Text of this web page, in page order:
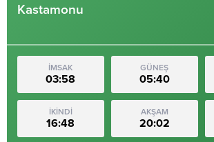
Kastamonu
İMSAK
03:58
GÜNEŞ
05:40
İKİNDİ
16:48
AKŞAM
20:02